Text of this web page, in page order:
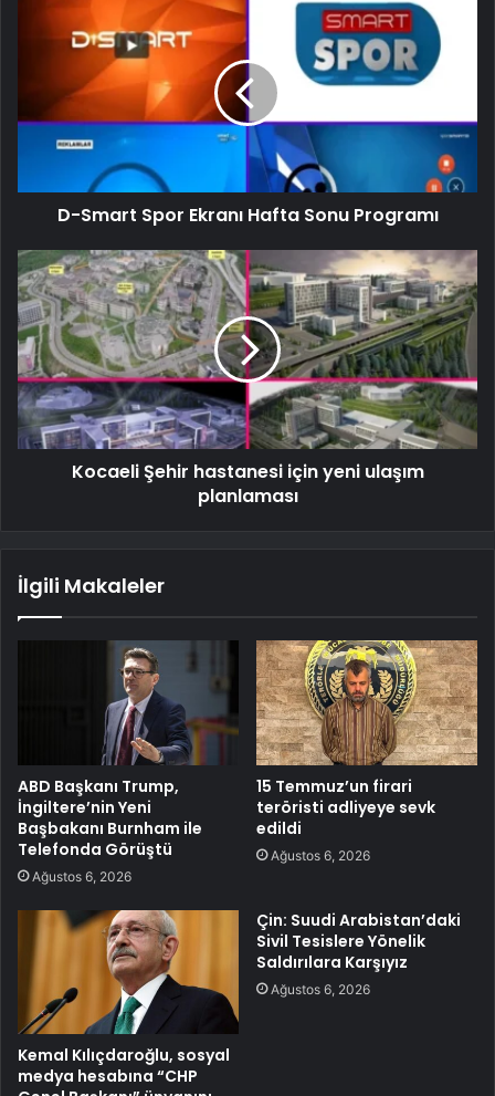
D-Smart Spor Ekranı Hafta Sonu Programı
Kocaeli Şehir hastanesi için yeni ulaşım
planlaması
İlgili Makaleler
ABD Başkanı Trump,
İngiltere’nin Yeni
Başbakanı Burnham ile
Telefonda Görüştü
Ağustos 6, 2026
15 Temmuz’un firari
teröristi adliyeye sevk
edildi
Ağustos 6, 2026
Kemal Kılıçdaroğlu, sosyal
medya hesabına “CHP
Çin: Suudi Arabistan’daki
Sivil Tesislere Yönelik
Saldırılara Karşıyız
Ağustos 6, 2026